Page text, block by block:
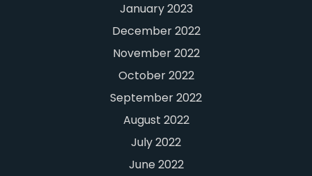
January 2023
December 2022
November 2022
October 2022
September 2022
August 2022
July 2022
June 2022